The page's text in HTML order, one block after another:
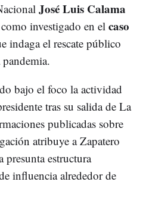
José Luis Calama
investigado en el caso
indaga el rescate público
bajo el foco la actividad
tras su salida de La
publicadas sobre
atribuye a Zapatero
presunta estructura
influencia alrededor de